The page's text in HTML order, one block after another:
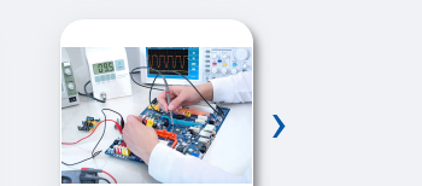
›